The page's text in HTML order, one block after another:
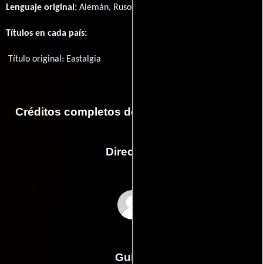
Lenguaje original: Alemán, Ruso
Títulos en cada país:
Título original: Eastalgia
Créditos completos de la película Eastalgia
Dirección
Guión